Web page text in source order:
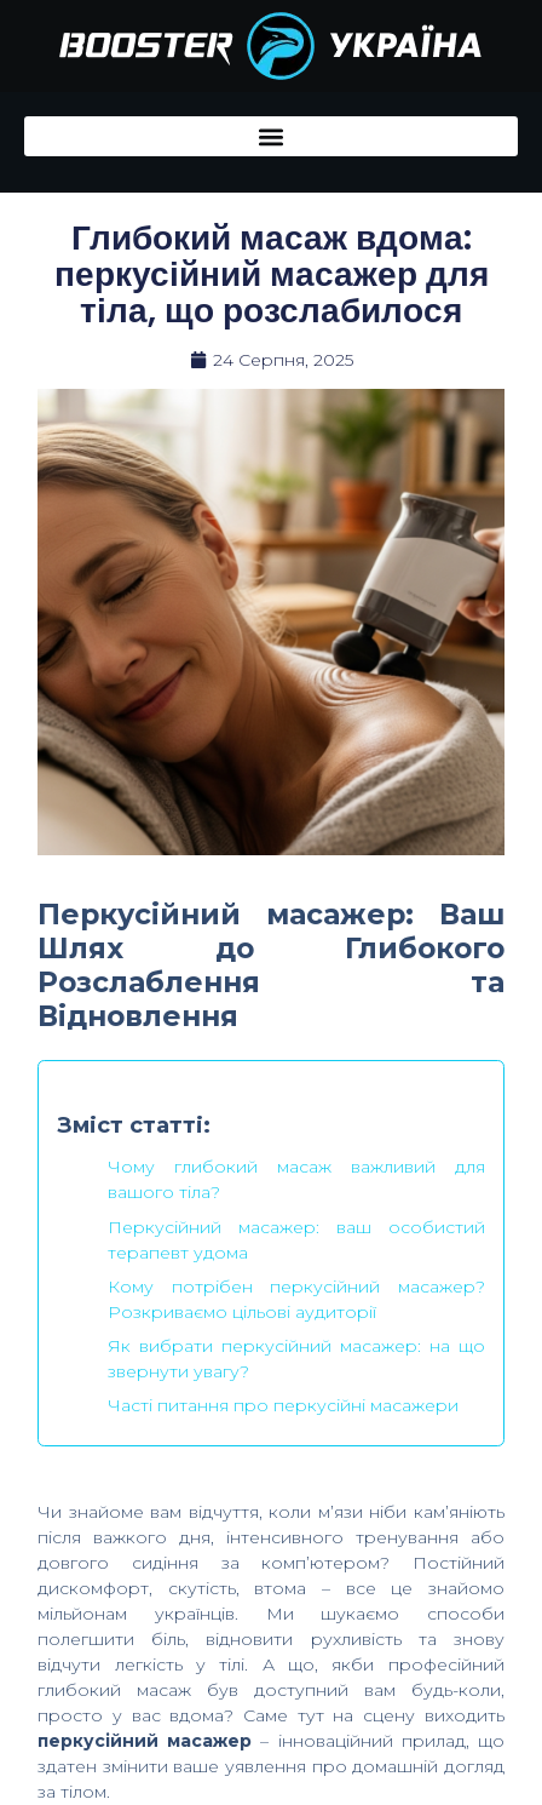
Глибокий масаж вдома:
перкусійний масажер для
тіла, що розслабилося
24 Серпня, 2025
Перкусійний масажер: Ваш
Шлях до Глибокого
Розслаблення та
Відновлення
Зміст статті:
Чому глибокий масаж важливий для
вашого тіла?
Перкусійний масажер: ваш особистий
терапевт удома
Кому потрібен перкусійний масажер?
Розкриваємо цільові аудиторії
Як вибрати перкусійний масажер: на що
звернути увагу?
Часті питання про перкусійні масажери
Чи знайоме вам відчуття, коли м’язи ніби кам’яніють
після важкого дня, інтенсивного тренування або
довгого сидіння за комп’ютером? Постійний
дискомфорт, скутість, втома – все це знайомо
мільйонам українців. Ми шукаємо способи
полегшити біль, відновити рухливість та знову
відчути легкість у тілі. А що, якби професійний
глибокий масаж був доступний вам будь-коли,
просто у вас вдома? Саме тут на сцену виходить
перкусійний масажер – інноваційний прилад, що
здатен змінити ваше уявлення про домашній догляд
за тілом.